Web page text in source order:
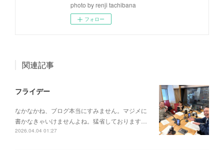
photo by renji tachibana
フォロー
関連記事
フライデー
なかなかね、ブログ本当にすみません。マジメに
書かなきゃいけませんよね。猛省しております…
2026.04.04 01:27